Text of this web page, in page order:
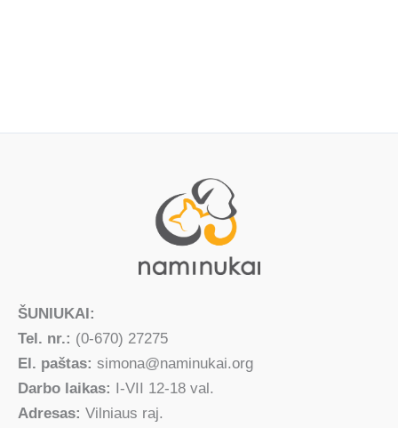
ŠUNIUKAI:
Tel. nr.: (0-670) 27275
El. paštas: simona@naminukai.org
Darbo laikas: I-VII 12-18 val.
Adresas: Vilniaus raj.